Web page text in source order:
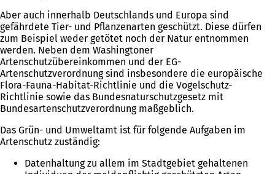
Aber auch innerhalb Deutschlands und Europa sind
gefährdete Tier- und Pflanzenarten geschützt. Diese dürfen
zum Beispiel weder getötet noch der Natur entnommen
werden. Neben dem Washingtoner
Artenschutzübereinkommen und der EG-
Artenschutzverordnung sind insbesondere die europäische
Flora-Fauna-Habitat-Richtlinie und die Vogelschutz-
Richtlinie sowie das Bundesnaturschutzgesetz mit
Bundesartenschutzverordnung maßgeblich.
Das Grün- und Umweltamt ist für folgende Aufgaben im
Artenschutz zuständig:
Datenhaltung zu allem im Stadtgebiet gehaltenen